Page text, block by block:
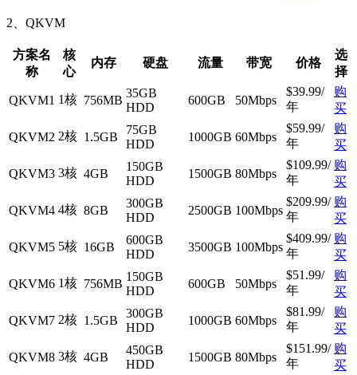
2、QKVM
方案名
称
核
心
内存 硬盘 流量 带宽 价格
选
择
QKVM1 1核 756MB
35GB
HDD
600GB 50Mbps
$39.99/
年
购
买
QKVM2 2核 1.5GB
75GB
HDD
1000GB 60Mbps
$59.99/
年
购
买
QKVM3 3核 4GB
150GB
HDD
1500GB 80Mbps
$109.99/
年
购
买
QKVM4 4核 8GB
300GB
HDD
2500GB 100Mbps
$209.99/
年
购
买
QKVM5 5核 16GB
600GB
HDD
3500GB 100Mbps
$409.99/
年
购
买
QKVM6 1核 756MB
150GB
HDD
600GB 50Mbps
$51.99/
年
购
买
QKVM7 2核 1.5GB
300GB
HDD
1000GB 60Mbps
$81.99/
年
购
买
QKVM8 3核 4GB
450GB
HDD
1500GB 80Mbps
$151.99/
年
购
买